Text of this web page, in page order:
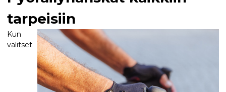
tarpeisiin
Kun
valitset